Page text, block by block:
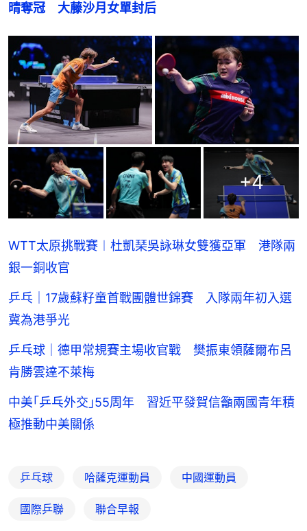
晴奪冠　大藤沙月女單封后
+4
WTT太原挑戰賽︱杜凱琹吳詠琳女雙獲亞軍 港隊兩
銀一銅收官
乒乓｜17歲蘇籽童首戰團體世錦賽 入隊兩年初入選
冀為港爭光
乒乓球｜德甲常規賽主場收官戰 樊振東領薩爾布呂
肯勝雲達不萊梅
中美｢乒乓外交｣55周年 習近平發賀信籲兩國青年積
極推動中美關係
乒乓球 哈薩克運動員 中國運動員
國際乒聯 聯合早報